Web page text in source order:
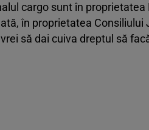
cargo sunt în
în proprietatea
să dai cuiva dreptul să